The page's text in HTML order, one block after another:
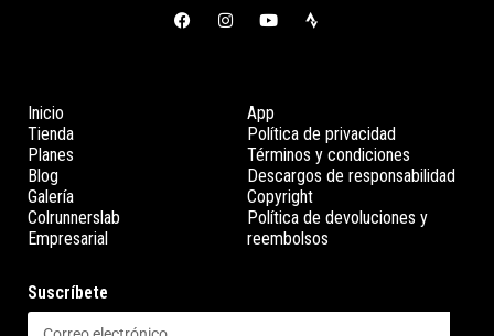
Inicio
Tienda
Planes
Blog
Galería
Colrunnerslab
Empresarial
App
Política de privacidad
Términos y condiciones
Descargos de responsabilidad
Copyright
Política de devoluciones y
reembolsos
Suscríbete